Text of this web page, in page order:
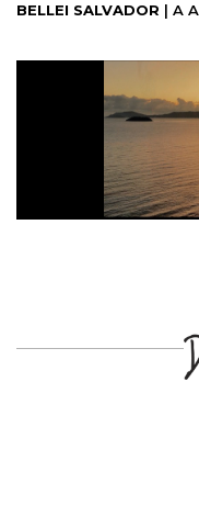
BELLEI SALVADOR | A